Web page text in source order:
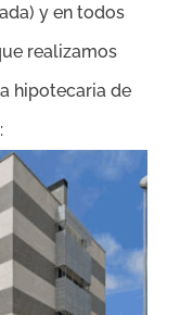
) y en todos
realizamos
hipotecaria de